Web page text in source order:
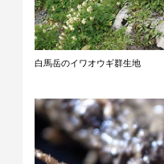
白馬岳のイワオウギ群生地